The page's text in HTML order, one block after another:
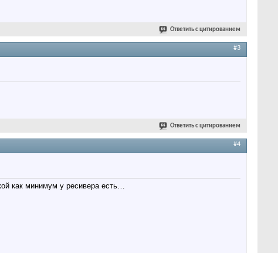
Ответить с цитированием
#3
Ответить с цитированием
#4
как минимум у ресивера есть…